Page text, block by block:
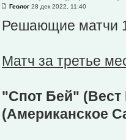
Геолог 28 дек 2022, 11:40
Решающие матчи
Матч за третье
"Спот Бей"
(Американское